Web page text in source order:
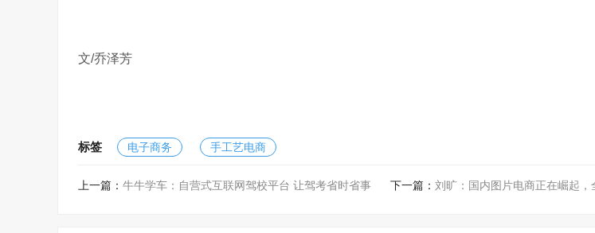
文/乔泽芳
标签 电子商务 手工艺电商
上一篇： 牛牛学车：自营式互联网驾校平台 让驾考省时省事 下一篇： 刘旷：国内图片电商正在崛起，